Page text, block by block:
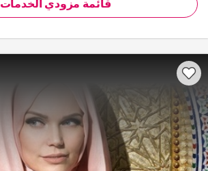
قائمة مزودي الخدمات